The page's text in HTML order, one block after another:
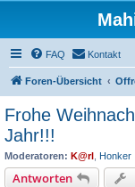
FAQ Kontakt
Foren-Übersicht
Frohe
Jahr!!!
Moderatoren: K@rl Honker
Antworten